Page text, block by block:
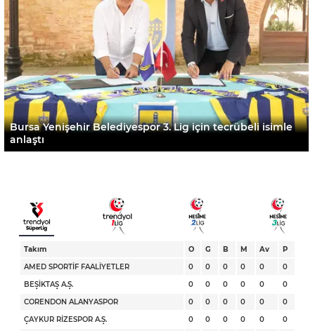
Bursa Yenişehir Belediyespor 3. Lig için tecrübeli isimle
anlaştı
Takım O G B M Av
P
AMED SPORTİF FAALİYETLER
0 0 0 0 0
0
BEŞİKTAŞ A.Ş.
0 0 0 0 0
0
CORENDON ALANYASPOR
0 0 0 0 0
0
ÇAYKUR RİZESPOR A.Ş.
0 0 0 0 0
0